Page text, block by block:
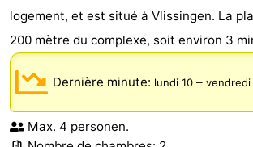
logement, et est situé à Vlissingen. La
200 mètre du complexe, soit environ 3
Dernière minute: lundi 10 – vendredi
Max. 4 personen.